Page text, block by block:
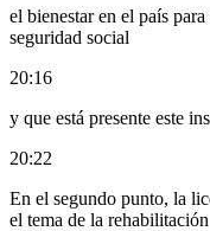
el bienestar en el país
seguridad social
20:16
y que está presente este
20:22
En el segundo punto, la
el tema de la rehabilitación